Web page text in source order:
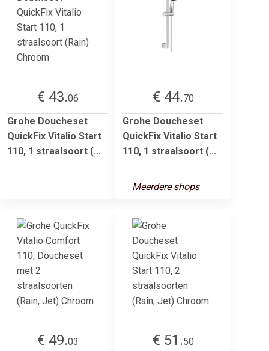
€ 43.06
Grohe Doucheset
QuickFix Vitalio Start
110, 1 straalsoort (...
€ 44.70
Grohe Doucheset
QuickFix Vitalio Start
110, 1 straalsoort (...
Meerdere shops
€ 49.03
€ 51.50